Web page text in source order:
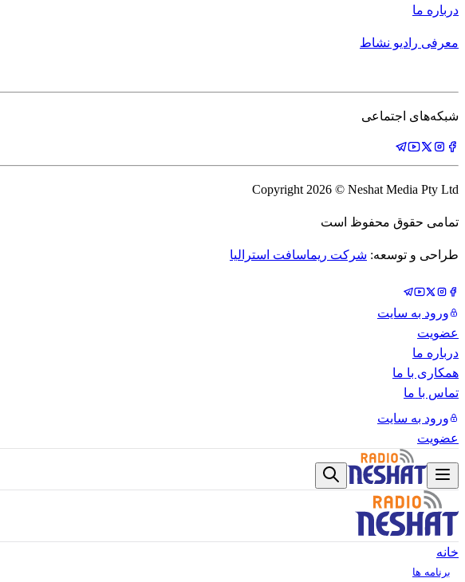
درباره ما
معرفی رادیو نشاط
شبکه‌های اجتماعی
Copyright 2026 © Neshat Media Pty Ltd
تمامی حقوق محفوظ است
طراحی و توسعه: شرکت ریماسافت استرالیا
ورود به سایت
عضویت
درباره ما
همکاری با ما
تماس با ما
ورود به سایت
عضویت
خانه
برنامه ها